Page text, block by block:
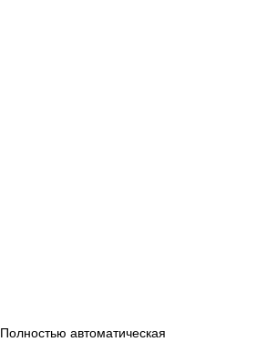
Полностью автоматическая